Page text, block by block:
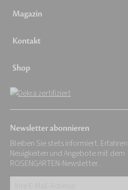
Magazin
Kontakt
Shop
Newsletter abonnieren
Bleiben Sie stets informiert.
Neuigkeiten und Angebote mit dem
ROSENGARTEN-Newsletter.